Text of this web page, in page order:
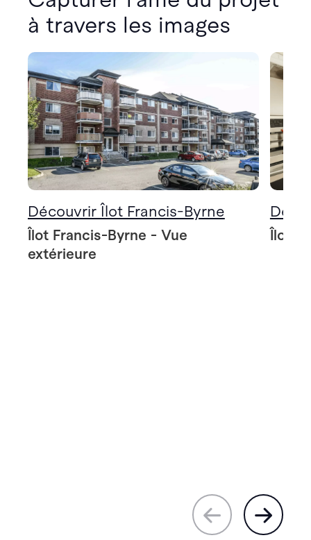
à travers les images
Découvrir Îlot Francis-Byrne
Îlot Francis-Byrne - Vue
extérieure
Îlot